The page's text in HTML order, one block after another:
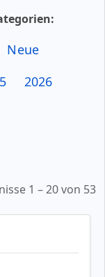
Neue
2026
1 – 20 von 53